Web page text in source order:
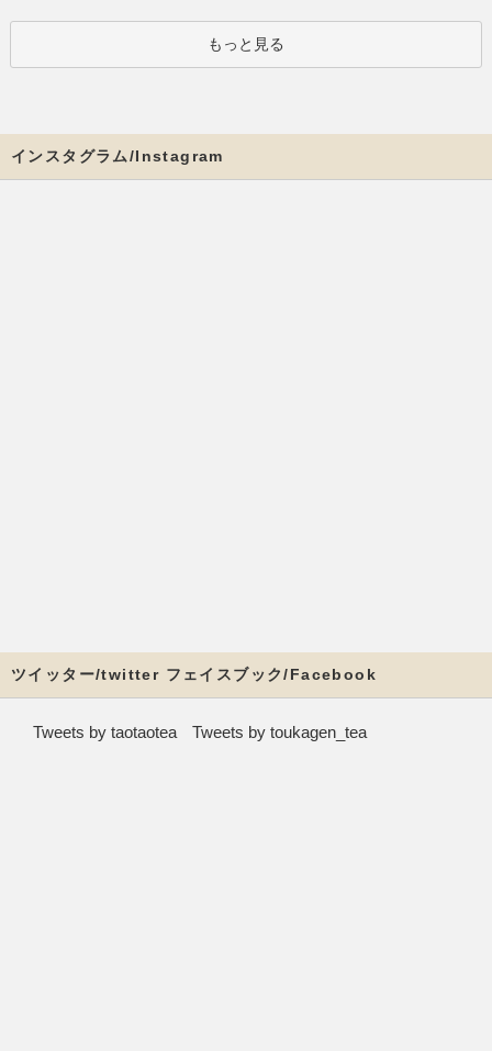
もっと見る
インスタグラム/Instagram
ツイッター/twitter フェイスブック/Facebook
Tweets by taotaotea Tweets by toukagen_tea